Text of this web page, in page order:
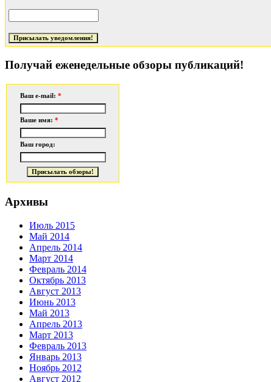
Получай еженедельные обзоры публикаций!
Ваш e-mail: *
Ваше имя: *
Ваш город:
Архивы
Июль 2015
Май 2014
Апрель 2014
Март 2014
Февраль 2014
Октябрь 2013
Август 2013
Июнь 2013
Май 2013
Апрель 2013
Март 2013
Февраль 2013
Январь 2013
Ноябрь 2012
Август 2012